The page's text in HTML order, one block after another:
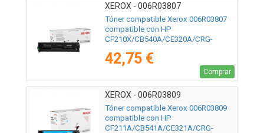
XEROX - 006R03807
Tóner compatible Xerox 006R03807
compatible con HP
CF210X/CB540A/CE320A/CRG-
Negro
42,75 €
Comprar
XEROX - 006R03809
Tóner compatible Xerox 006R03809
compatible con HP
CF211A/CB541A/CE321A/CRG-